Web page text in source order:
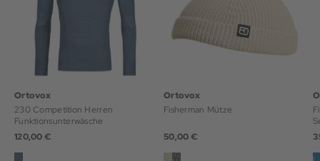
Ortovox
230 Competition Herren
Funktionsunterwäsche
120,00 €
Ortovox
Fisherman Mütze
50,00 €